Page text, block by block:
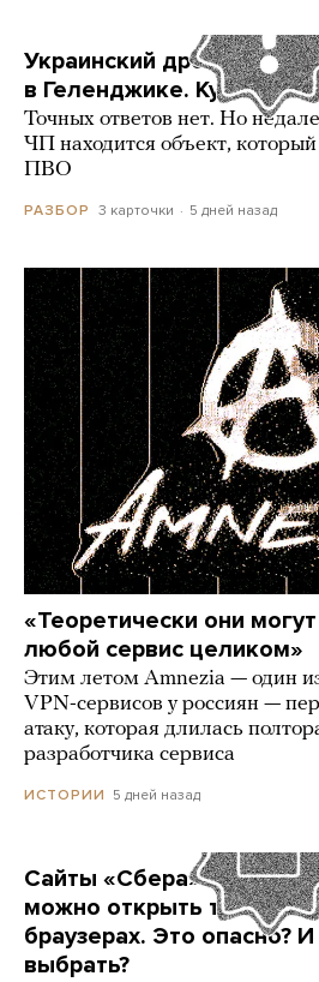
Украинский дрон попал
в Геленджике. Куда он
Точных ответов нет. Но
ЧП находится объект,
ПВО
РАЗБОР 3 карточки 5 дней назад
«Теоретически они
любой сервис целиком»
Этим летом Amnezia — один
VPN-сервисов у россиян —
атаку, которая длилась
разработчика сервиса
ИСТОРИИ 5 дней назад
Сайты «Сбера» и других
можно открыть только в
браузерах. Это опасно?
выбрать?